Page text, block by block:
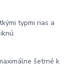
typmi rias a
šetrné k